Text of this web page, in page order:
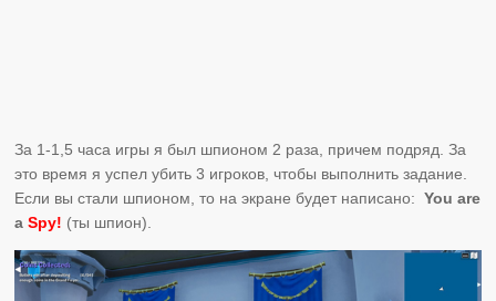
За 1-1,5 часа игры я был шпионом 2 раза, причем подряд. За
это время я успел убить 3 игроков, чтобы выполнить задание.
Если вы стали шпионом, то на экране будет написано:You are
aSpy! (ты шпион).